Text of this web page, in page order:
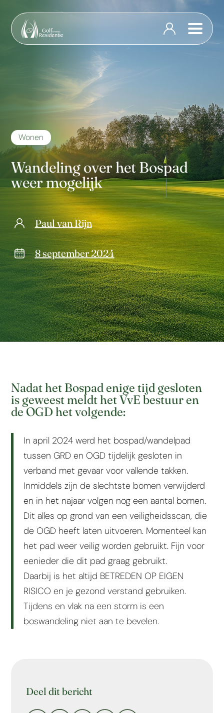
Wonen
Wandeling over het Bospad
weer mogelijk
Paul van Rijn
8 september 2024
Nadat het Bospad enige tijd gesloten
is geweest meldt het VvE bestuur en
de OGD het volgende:
In april 2024 werd het bospad/wandelpad
tussen GRD en OGD tijdelijk gesloten in
verband met gevaar voor vallende takken.
Inmiddels zijn de slechtste bomen verwijderd
en in het najaar volgen nog een aantal bomen.
Dit alles op grond van een veiligheidsscan, die
de OGD heeft laten uitvoeren. Momenteel kan
het pad weer veilig worden gebruikt. Fijn voor
eenieder die dit pad graag gebruikt.
Daarbij is het altijd BETREDEN OP EIGEN
RISICO en je gezond verstand gebruiken.
Tijdens en vlak na een storm is een
boswandeling niet aan te bevelen.
Deel dit bericht